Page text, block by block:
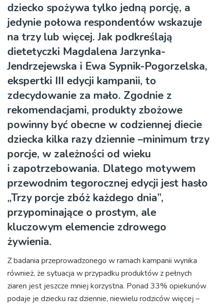
dziecko spożywa tylko jedną porcję, a
jedynie połowa respondentów wskazuje
na trzy lub więcej. Jak podkreślają
dietetyczki Magdalena Jarzynka-
Jendrzejewska i Ewa Sypnik-Pogorzelska,
ekspertki III edycji kampanii, to
zdecydowanie za mało. Zgodnie z
rekomendacjami, produkty zbożowe
powinny być obecne w codziennej diecie
dziecka kilka razy dziennie –minimum trzy
porcje, w zależności od wieku
i zapotrzebowania. Dlatego motywem
przewodnim tegorocznej edycji jest hasło
„Trzy porcje zbóż każdego dnia”,
przypominające o prostym, ale
kluczowym elemencie zdrowego
żywienia.
Z badania przeprowadzonego w ramach kampanii wynika
również, że sytuacja w przypadku produktów z pełnych
ziaren jest jeszcze mniej korzystna. Ponad 33% opiekunów
podaje je dziecku raz dziennie, niewielu rodziców więcej –